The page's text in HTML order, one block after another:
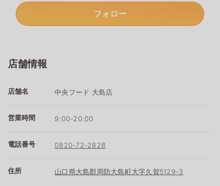
フォロー
店舗情報
店舗名 中央フード 大島店
営業時間 9:00-20:00
電話番号 0820-72-2828
住所 山口県大島郡周防大島町大字久賀5129-3